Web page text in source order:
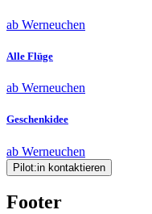
ab Werneuchen
Alle Flüge
ab Werneuchen
Geschenkidee
ab Werneuchen
Pilot:in kontaktieren
Footer